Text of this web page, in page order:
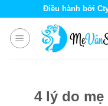
content
Điều hành bởi
4 lý do